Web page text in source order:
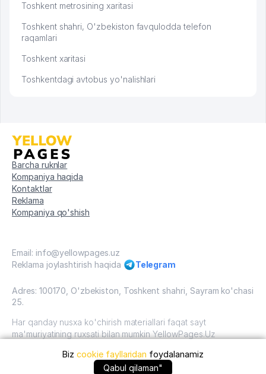
Toshkent metrosining xaritasi
Toshkent shahri, O'zbekiston favqulodda telefon
raqamlari
Toshkent xaritasi
Toshkentdagi avtobus yo'nalishlari
Barcha ruknlar
Kompaniya haqida
Kontaktlar
Reklama
Kompaniya qo'shish
Email: info@yellowpages.uz
Reklama joylashtirish haqida
Telegram
Adres: 100170, O'zbekiston, Toshkent shahri, Sayram ko'chasi
25.
Har qanday nusxa ko'chirish materiallari faqat sayt
ma'muriyatining ruxsati bilan mumkin YellowPages.Uz
O'zbekiston, 2009 - 2026 / O'zbekiston "sariq
sahifalar"mualliflik huquqi. Barcha huquqlar himoyalangan.
Bizcookie fayllaridan foydalanamiz
Qabul qilaman"